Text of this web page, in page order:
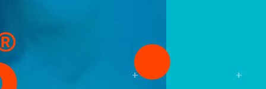
+ +